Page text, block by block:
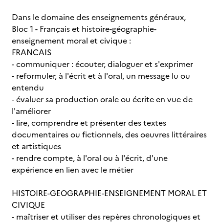
Dans le domaine des enseignements généraux,
Bloc 1 - Français et histoire-géographie-
enseignement moral et civique :
FRANCAIS
- communiquer : écouter, dialoguer et s'exprimer
- reformuler, à l'écrit et à l'oral, un message lu ou
entendu
- évaluer sa production orale ou écrite en vue de
l'améliorer
- lire, comprendre et présenter des textes
documentaires ou fictionnels, des oeuvres littéraires
et artistiques
- rendre compte, à l'oral ou à l'écrit, d'une
expérience en lien avec le métier
HISTOIRE-GEOGRAPHIE-ENSEIGNEMENT MORAL ET
CIVIQUE
- maîtriser et utiliser des repères chronologiques et